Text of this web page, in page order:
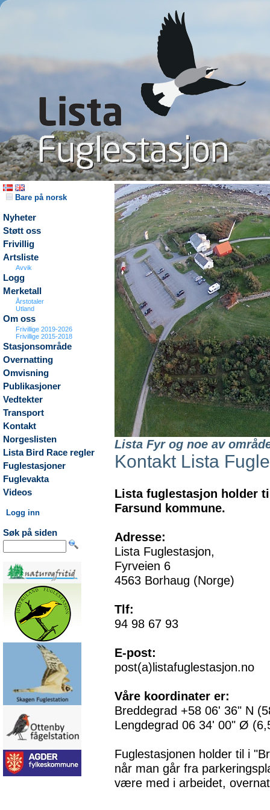
Bare på norsk
Nyheter
Støtt oss
Frivillig
Artsliste
Avvik
Logg
Merketall
Årstotaler
Utland
Om oss
Frivillige 2019-2026
Frivillige 2015-2018
Stasjonsområde
Overnatting
Omvisning
Publikasjoner
Vedtekter
Transport
Kontakt
Norgeslisten
Lista Bird Race regler
Fuglestasjoner
Fuglevakta
Videos
Logg inn
Søk på siden
Lista Fyr og noe av
Kontakt Lista
Lista fuglestasjon holder
Farsund kommune.
Adresse:
Lista Fuglestasjon,
Fyrveien 6
4563 Borhaug (Norge)
Tlf:
94 98 67 93
E-post:
post(a)listafuglestasjon.no
Våre koordinater er:
Breddegrad +58 06' 36" N
Lengdegrad 06 34' 00" Ø
Fuglestasjonen holder til i
når man går fra
være med i arbeidet,